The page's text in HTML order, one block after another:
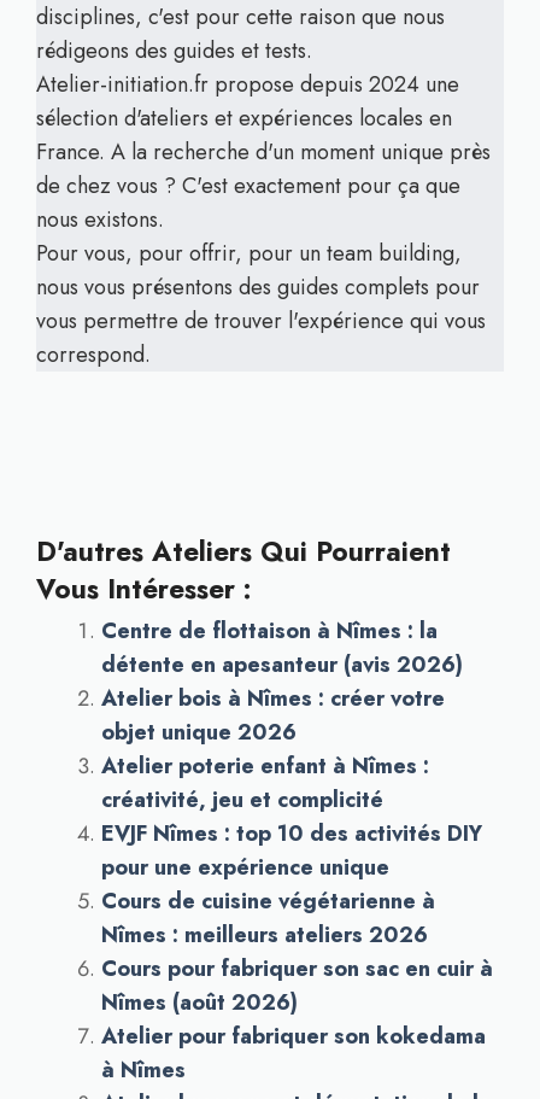
disciplines, c'est pour cette raison que nous
rédigeons des guides et tests.
Atelier-initiation.fr propose depuis 2024 une
sélection d'ateliers et expériences locales en
France. A la recherche d'un moment unique près
de chez vous ? C'est exactement pour ça que
nous existons.
Pour vous, pour offrir, pour un team building,
nous vous présentons des guides complets pour
vous permettre de trouver l'expérience qui vous
correspond.
D'autres Ateliers Qui Pourraient
Vous Intéresser :
Centre de flottaison à Nîmes : la
détente en apesanteur (avis 2026)
Atelier bois à Nîmes : créer votre
objet unique 2026
Atelier poterie enfant à Nîmes :
créativité, jeu et complicité
EVJF Nîmes : top 10 des activités DIY
pour une expérience unique
Cours de cuisine végétarienne à
Nîmes : meilleurs ateliers 2026
Cours pour fabriquer son sac en cuir à
Nîmes (août 2026)
Atelier pour fabriquer son kokedama
à Nîmes